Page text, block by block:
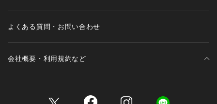
よくある質問・お問い合わせ
会社概要・利用規約など